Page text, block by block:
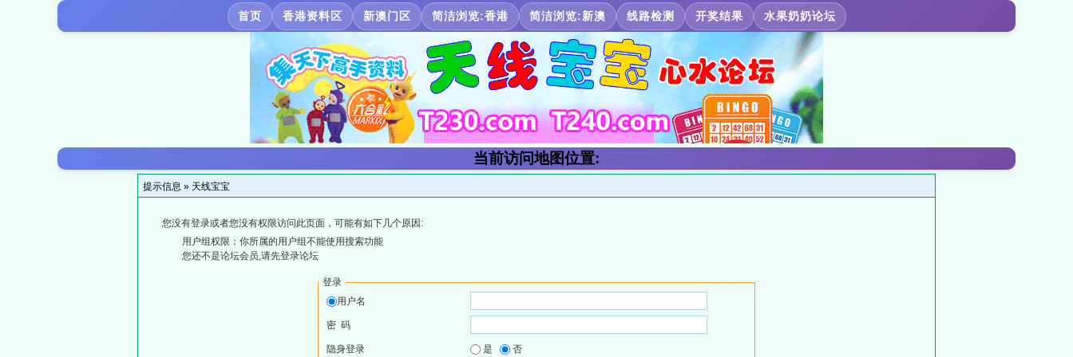
首页 香港资料区 新澳门区 简洁浏览:香港 简洁浏览:新澳 线路检测 开奖结果 水果奶奶论坛
当前访问地图位置:
提示信息 » 天线宝宝
您没有登录或者您没有权限访问此页面，可能有如下几个原因:
用户组权限：你所属的用户组不能使用搜索功能
您还不是论坛会员,请先登录论坛
登录
用户名
密 码
隐身登录 是 否